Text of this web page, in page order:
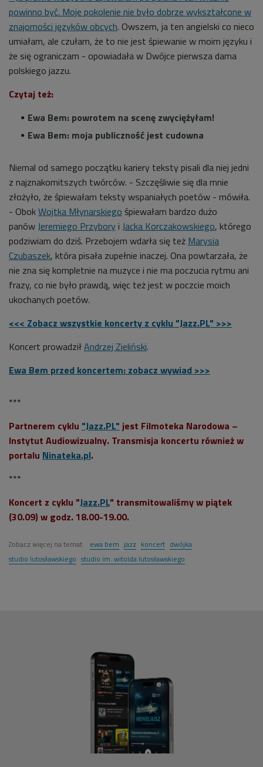
powinno być. Moje pokolenie nie było dobrze wykształcone w
znajomości języków obcych. Owszem, ja ten angielski co nieco
umiałam, ale czułam, że to nie jest śpiewanie w moim języku i
że się ograniczam - opowiadała w Dwójce pierwsza dama
polskiego jazzu.
Czytaj też:
Ewa Bem: powrotem na scenę zwyciężyłam!
Ewa Bem: moja publiczność jest cudowna
Niemal od samego początku kariery teksty pisali dla niej jedni
z najznakomitszych twórców. - Szczęśliwie się dla mnie
złożyło, że śpiewałam teksty wspaniałych poetów - mówiła.
- ObokWojtka Młynarskiego śpiewałam bardzo dużo
panówJeremiego Przybory i Jacka Korczakowskiego, którego
podziwiam do dziś. Przebojem wdarła się też Marysia
Czubaszek, która pisała zupełnie inaczej. Ona powtarzała, że
nie zna się kompletnie na muzyce i nie ma poczucia rytmu ani
frazy, co nie było prawdą, więc też jest w poczcie moich
ukochanych poetów.
<<< Zobacz wszystkie koncerty z cyklu "Jazz.PL" >>>
Koncert prowadziłAndrzej Zieliński.
Ewa Bem przed koncertem: zobacz wywiad >>>
***
Partnerem cyklu "Jazz.PL" jest Filmoteka Narodowa –
Instytut Audiowizualny. Transmisja koncertu również w
portalu Ninateka.pl.
***
Koncert z cyklu "Jazz.PL" transmitowaliśmy w piątek
(30.09) w godz. 18.00-19.00.
Zobacz więcej na temat: ewa bem jazz koncert dwójka
studio lutosławskiego studio im. witolda lutosławskiego